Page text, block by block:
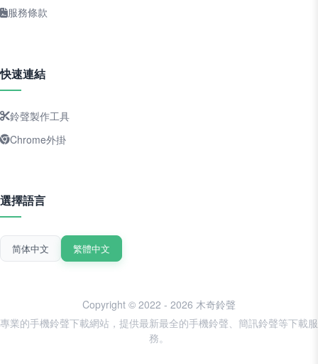
服務條款
快速連結
鈴聲製作工具
Chrome外掛
選擇語言
简体中文 繁體中文
Copyright © 2022 - 2026 木奇鈴聲
專業的手機鈴聲下載網站，提供最新最全的手機鈴聲、簡訊鈴聲等下載服
務。